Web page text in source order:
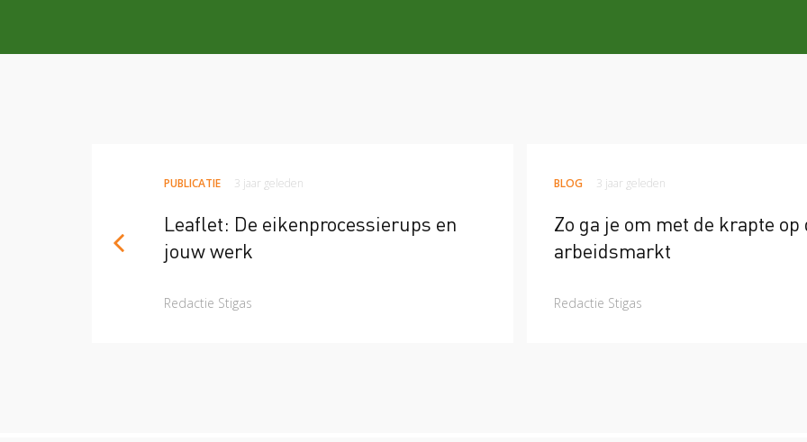
PUBLICATIE 3 jaar geleden
Leaflet: De eikenprocessierups en
jouw werk
Redactie Stigas
BLOG 3 jaar geleden
Zo ga je om met de krapte op
arbeidsmarkt
Redactie Stigas